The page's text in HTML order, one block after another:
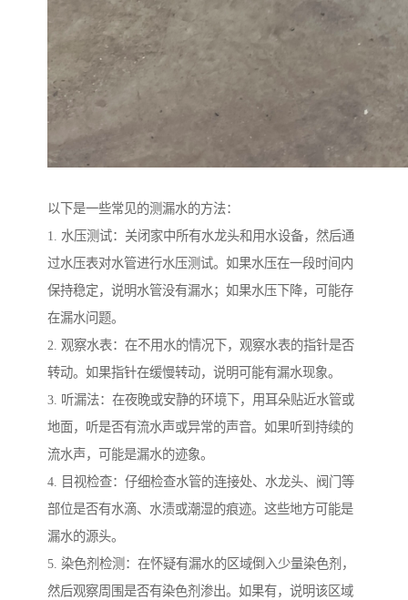
以下是一些常见的测漏水的方法：
1. 水压测试：关闭家中所有水龙头和用水设备，然后通
过水压表对水管进行水压测试。如果水压在一段时间内
保持稳定，说明水管没有漏水；如果水压下降，可能存
在漏水问题。
2. 观察水表：在不用水的情况下，观察水表的指针是否
转动。如果指针在缓慢转动，说明可能有漏水现象。
3. 听漏法：在夜晚或安静的环境下，用耳朵贴近水管或
地面，听是否有流水声或异常的声音。如果听到持续的
流水声，可能是漏水的迹象。
4. 目视检查：仔细检查水管的连接处、水龙头、阀门等
部位是否有水滴、水渍或潮湿的痕迹。这些地方可能是
漏水的源头。
5. 染色剂检测：在怀疑有漏水的区域倒入少量染色剂，
然后观察周围是否有染色剂渗出。如果有，说明该区域